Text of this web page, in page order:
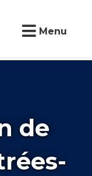
Menu
de